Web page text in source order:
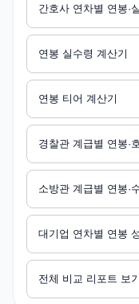
간호사 연차별 연봉·
연봉 실수령 계산기
연봉 티어 계산기
경찰관 계급별 연봉·
소방관 계급별 연봉·
대기업 연차별 연봉
전체 비교 리포트 보기